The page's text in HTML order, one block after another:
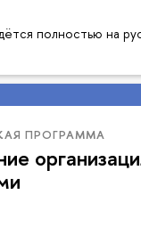
полностью на
ПРОГРАММА